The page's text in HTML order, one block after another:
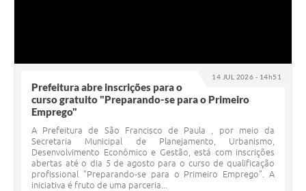
14 JUL 2026 - 14h51
Prefeitura abre inscrições para o
curso gratuito "Preparando-se para o Primeiro
Emprego"
A Prefeitura de São Francisco de Paula , por meio da
Secretaria Municipal de Planejamento, Urbanismo,
Desenvolvimento Econômico e Gestão, está com inscrições
abertas até o dia 5 de agosto para o curso de qualificação
profissional "Preparando-se para o Primeiro Emprego". A
iniciativa é fruto de uma parceria...